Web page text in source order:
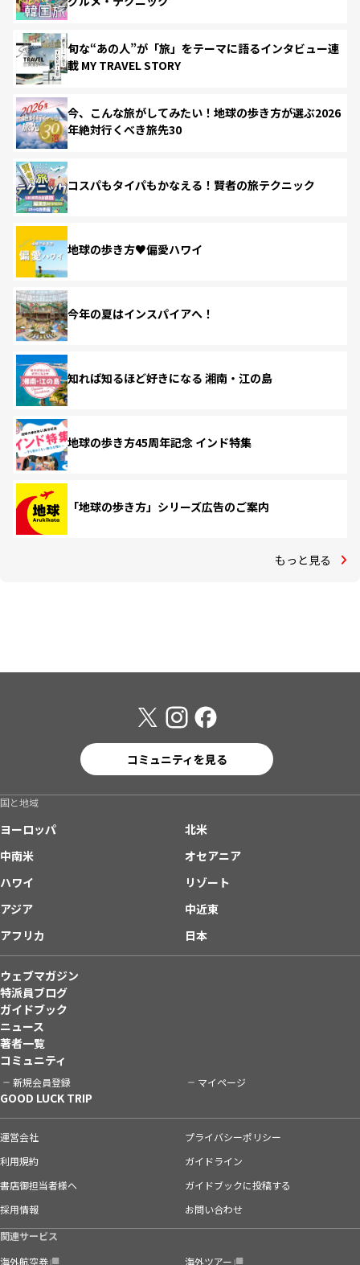
旬な“あの人”が「旅」をテーマに語るインタビュー連
載 MY TRAVEL STORY
今、こんな旅がしてみたい！地球の歩き方が選ぶ2026
年絶対行くべき旅先30
コスパもタイパもかなえる！賢者の旅テクニック
地球の歩き方♥偏愛ハワイ
今年の夏はインスパイアへ！
知れば知るほど好きになる 湘南・江の島
地球の歩き方45周年記念 インド特集
「地球の歩き方」シリーズ広告のご案内
もっと見る
コミュニティを見る
国と地域
ヨーロッパ
北米
中南米
オセアニア
ハワイ
リゾート
アジア
中近東
アフリカ
日本
ウェブマガジン
特派員ブログ
ガイドブック
ニュース
著者一覧
コミュニティ
新規会員登録 マイページ
GOOD LUCK TRIP
運営会社
プライバシーポリシー
利用規約
ガイドライン
書店御担当者様へ
ガイドブックに投稿する
採用情報
お問い合わせ
関連サービス
海外航空券
海外ツアー